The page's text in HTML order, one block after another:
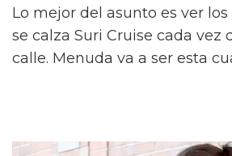
Lo mejor del asunto es ver
se calza Suri Cruise cada vez
calle. Menuda va a ser esta